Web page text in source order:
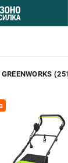
- ЗАКАЗ
- ЗАКАЗ ИЗДЕЛИЙ